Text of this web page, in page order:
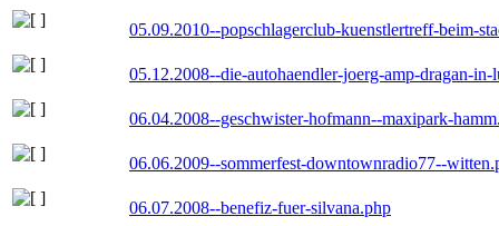
05.09.2010--popschlagerclub-kuenstlertreff-beim-
05.12.2008--die-autohaendler-joerg-amp-dragan-in-
06.04.2008--geschwister-hofmann--maxipark-
06.06.2009--sommerfest-downtownradio77--
06.07.2008--benefiz-fuer-silvana.php